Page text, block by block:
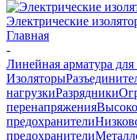
Электрические
Главная
-
Линейная арматура
Изоляторы
нагрузкиРазрядники
перенапряжения
предохранители
предохранители